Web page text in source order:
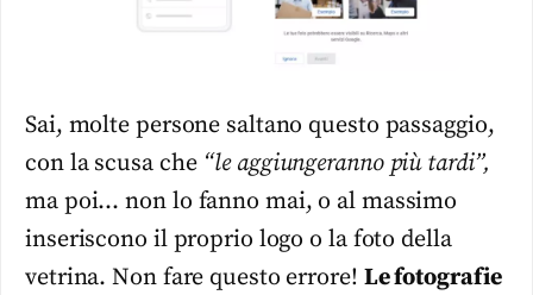
Sai, molte persone saltano questo passaggio,
con la scusa che “le aggiungeranno più tardi”,
ma poi… non lo fanno mai, o al massimo
inseriscono il proprio logo o la foto della
vetrina. Non fare questo errore! Le fotografie